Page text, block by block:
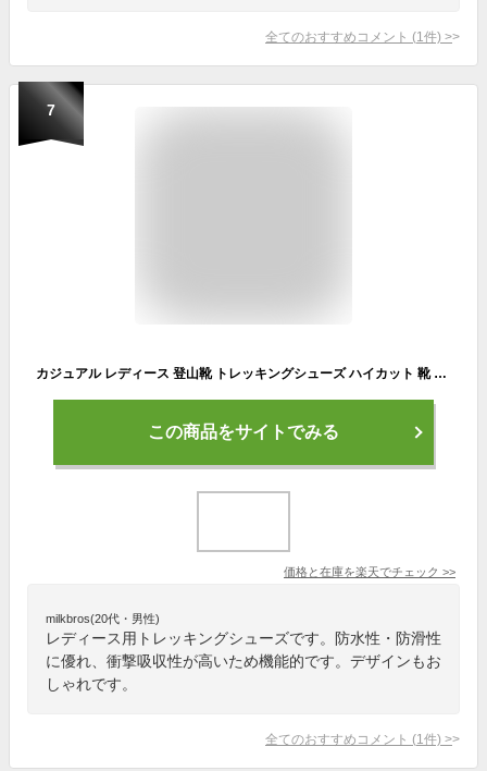
全てのおすすめコメント (1 件) >
7
カジュアル レディース 登山靴 トレッキングシューズ ハイカット 靴 ハイキング アウトドア キャンプ 秋 アウトドアシューズ ハイキングシューズ ペアルック 男女兼用 春 夏 冬 ミドルカット 防水 防滑 耐磨 衝撃吸収 メンズ
この商品をサイトでみる
価格と在庫を楽天でチェック >>
milkbros(20代・男性)
レディース用トレッキングシューズです。防水性・防滑性
に優れ、衝撃吸収性が高いため機能的です。デザインもお
しゃれです。
全てのおすすめコメント (1 件) >